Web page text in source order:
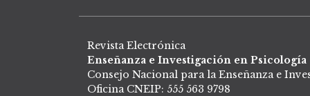
Revista Electrónica
Enseñanza e Investigación en Psicología
Consejo Nacional para la Enseñanza e
Oficina CNEIP: 555 563 9798